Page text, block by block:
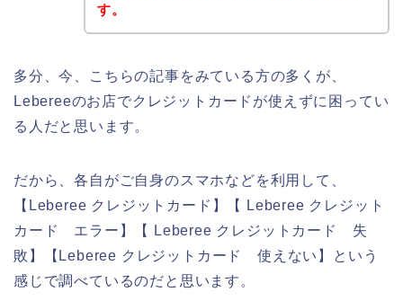
す。
多分、今、こちらの記事をみている方の多くが、
Lebereeのお店でクレジットカードが使えずに困ってい
る人だと思います。
だから、各自がご自身のスマホなどを利用して、
【Leberee クレジットカード】【 Leberee クレジット
カード エラー】【 Leberee クレジットカード 失
敗】【Leberee クレジットカード 使えない】という
感じで調べているのだと思います。